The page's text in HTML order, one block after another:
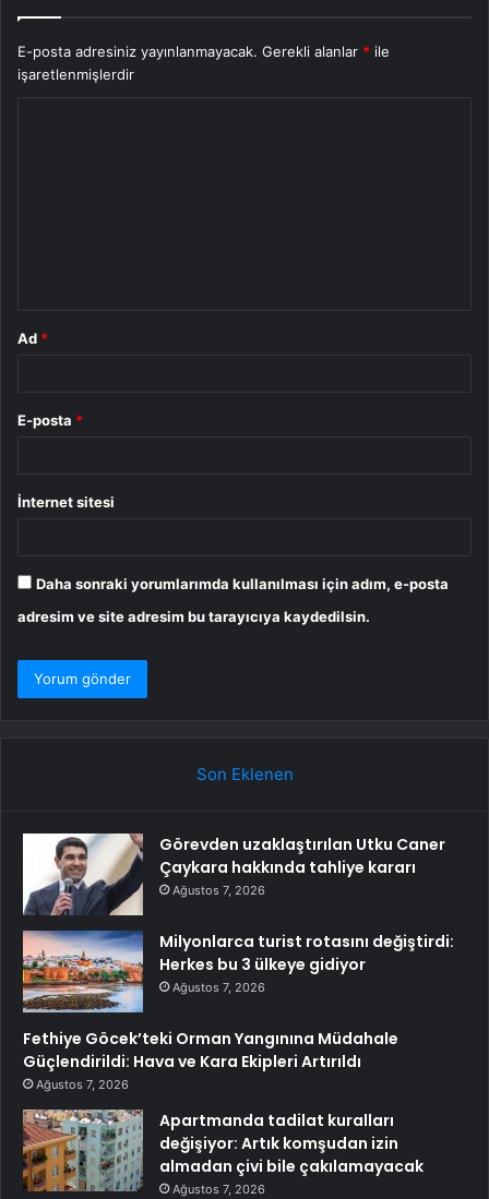
E-posta adresiniz yayınlanmayacak. Gerekli alanlar * ile
işaretlenmişlerdir
Ad *
E-posta *
İnternet sitesi
Daha sonraki yorumlarımda kullanılması için adım, e-posta
adresim ve site adresim bu tarayıcıya kaydedilsin.
Son Eklenen
Görevden uzaklaştırılan Utku Caner
Çaykara hakkında tahliye kararı
Ağustos 7, 2026
Milyonlarca turist rotasını değiştirdi:
Herkes bu 3 ülkeye gidiyor
Ağustos 7, 2026
Fethiye Göcek’teki Orman Yangınına Müdahale
Güçlendirildi: Hava ve Kara Ekipleri Artırıldı
Ağustos 7, 2026
Apartmanda tadilat kuralları
değişiyor: Artık komşudan izin
almadan çivi bile çakılamayacak
Ağustos 7, 2026